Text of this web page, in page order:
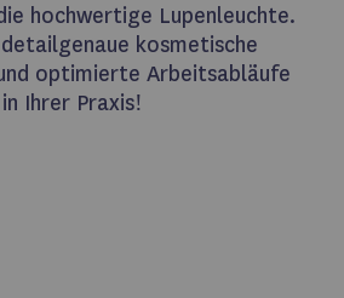
hochwertige Lupenleuchte.
kosmetische
optimierte Arbeitsabläufe
in Ihrer Praxis!